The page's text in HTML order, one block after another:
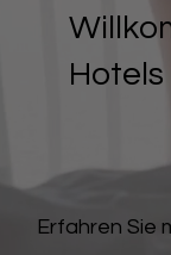
Erfahren Sie
Hotels